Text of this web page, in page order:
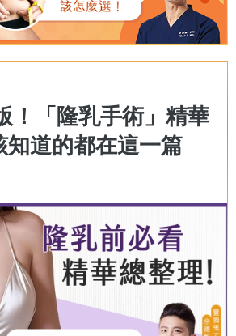
！「隆乳手術」精華
知道的都在這一篇